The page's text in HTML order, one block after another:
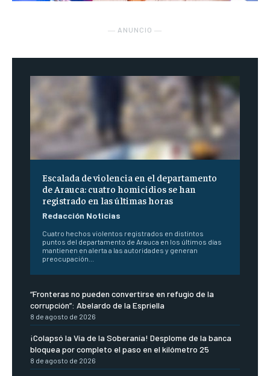
― ANUNCIO ―
Escalada de violencia en el departamento
de Arauca: cuatro homicidios se han
registrado en las últimas horas
Redacción Noticias
Cuatro hechos violentos registrados en distintos
puntos del departamento de Arauca en los últimos días
mantienen en alerta a las autoridades y generan
preocupación...
“Fronteras no pueden convertirse en refugio de la
corrupción”: Abelardo de la Espriella
8 de agosto de 2026
¡Colapsó la Vía de la Soberanía! Desplome de la banca
bloquea por completo el paso en el kilómetro 25
8 de agosto de 2026